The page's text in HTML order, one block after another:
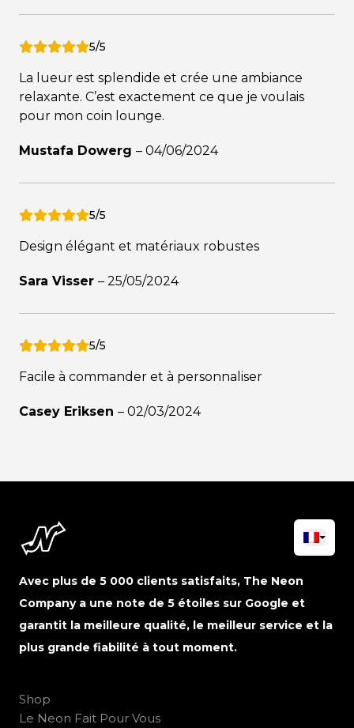
5/5
La lueur est splendide et crée une ambiance
relaxante. C’est exactement ce que je voulais
pour mon coin lounge.
Mustafa Dowerg – 04/06/2024
5/5
Design élégant et matériaux robustes
Sara Visser – 25/05/2024
5/5
Facile à commander et à personnaliser
Casey Eriksen – 02/03/2024
Avec plus de 5 000 clients satisfaits, The Neon
Company a une note de 5 étoiles sur Google et
garantit la meilleure qualité, le meilleur service et la
plus grande fiabilité à tout moment.
Shop
Le Neon Fait Pour Vous